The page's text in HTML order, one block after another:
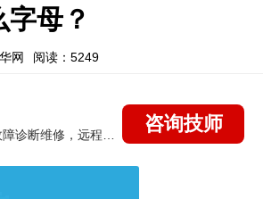
母？
网 阅读：5249
咨询技师